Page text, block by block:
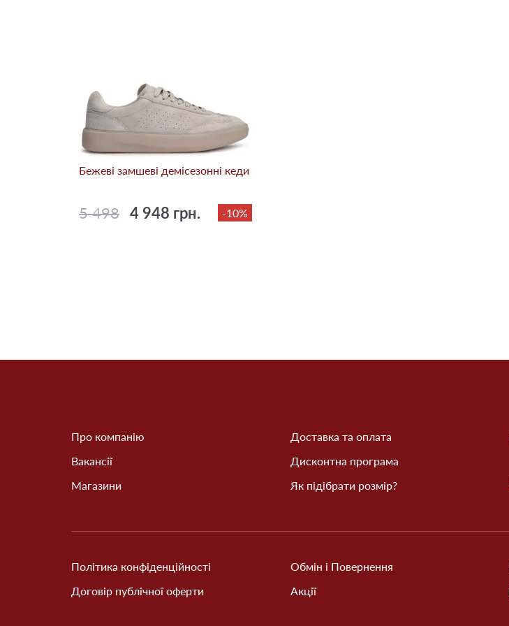
Бежевi замшеві демісезонні кеди
5 498 4 948 грн. -10%
Про компанію
Вакансії
Магазини
Доставка та оплата
Дисконтна програма
Як підібрати розмір?
Політика конфіденційності
Договір публічної оферти
Обмін і Повернення
Акції